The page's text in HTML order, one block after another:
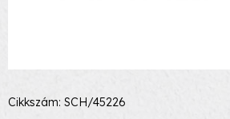
Cikkszám: SCH/45226